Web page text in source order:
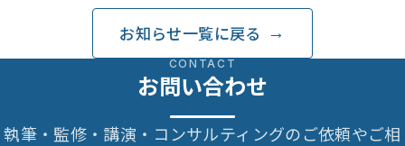
お知らせ一覧に戻る
CONTACT
お問い合わせ
執筆・監修・講演・コンサルティングのご依頼やご相